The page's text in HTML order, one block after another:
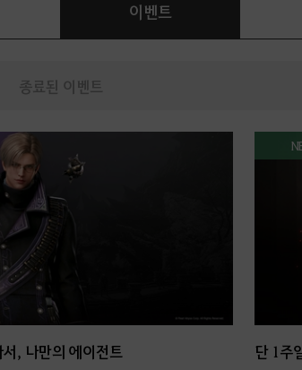
이벤트
종료된 이벤트
, 나만의 에이전트
단 1주